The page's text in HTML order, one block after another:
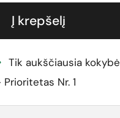
Į krepšelį
Tik aukščiausia kokybė
Nr. 1